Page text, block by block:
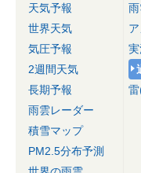
天気予報
世界天気
気圧予報
2週間天気
長期予報
雨雲レーダー
積雪マップ
PM2.5分布予測